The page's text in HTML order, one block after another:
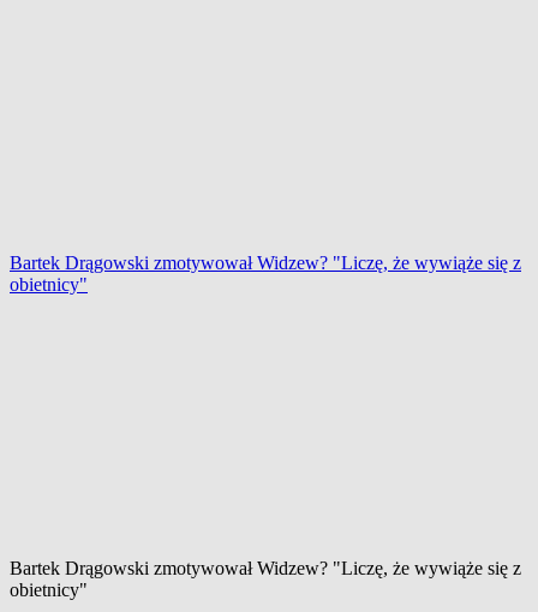
Bartek Drągowski zmotywował Widzew? "Liczę, że wywiąże się z
obietnicy"
Bartek Drągowski zmotywował Widzew? "Liczę, że wywiąże się z
obietnicy"